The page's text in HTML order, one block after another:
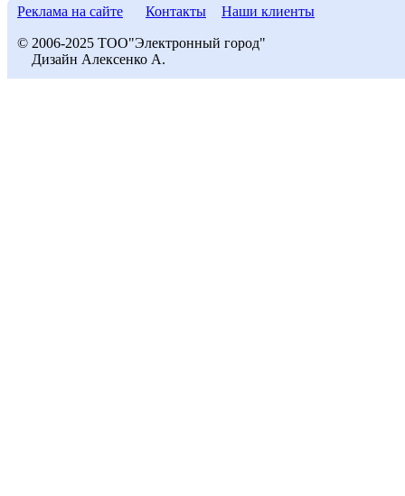
Реклама на сайте Контакты Наши клиенты
© 2006-2025 ТОО"Электронный город"
Дизайн Алексенко А.